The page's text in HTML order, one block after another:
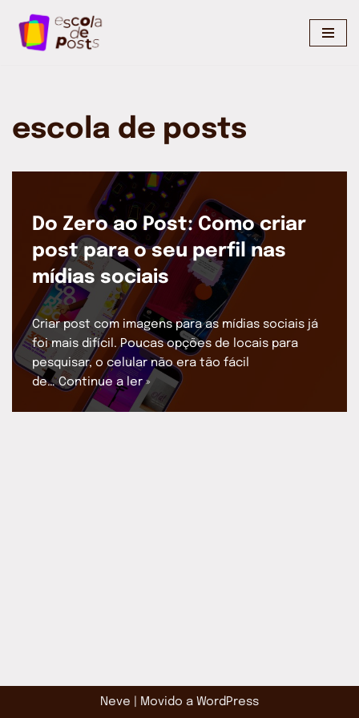
Pular
escola de posts
Do Zero ao Post: Como criar
post para o seu perfil nas
mídias sociais
Criar post com imagens para as mídias sociais já
foi mais difícil. Poucas opções de locais para
pesquisar, o celular não era tão fácil
de…Continue a ler »
Neve | Movido a WordPress